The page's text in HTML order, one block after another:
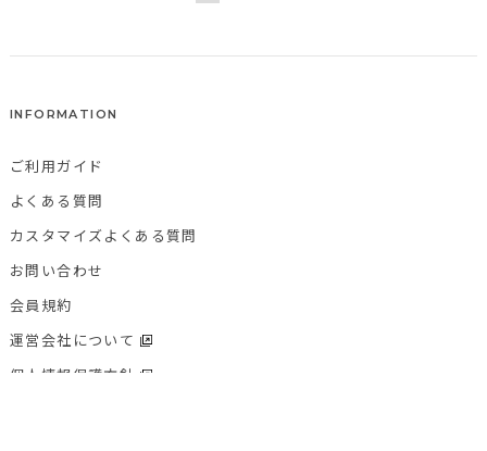
INFORMATION
ご利用ガイド
よくある質問
カスタマイズよくある質問
お問い合わせ
会員規約
運営会社について
個人情報保護方針